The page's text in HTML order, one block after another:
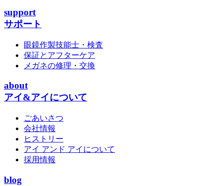
support
サポート
眼鏡作製技能士・検査
保証とアフターケア
メガネの修理・交換
about
アイ&アイについて
ごあいさつ
会社情報
ヒストリー
アイ アンド アイについて
採用情報
blog